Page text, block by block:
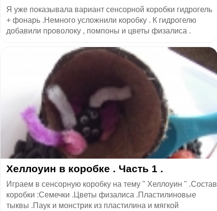
Я уже показывала вариант сенсорной коробки гидрогель
+ фонарь .Немного усложнили коробку . К гидрогелю
добавили проволоку , помпоны и цветы физалиса .
Хеллоуин в коробке . Часть 1 .
Играем в сенсорную коробку на тему " Хеллоуин " .Состав
коробки :Семечки .Цветы физалиса .Пластилиновые
тыквы .Паук и монстрик из пластилина и мягкой